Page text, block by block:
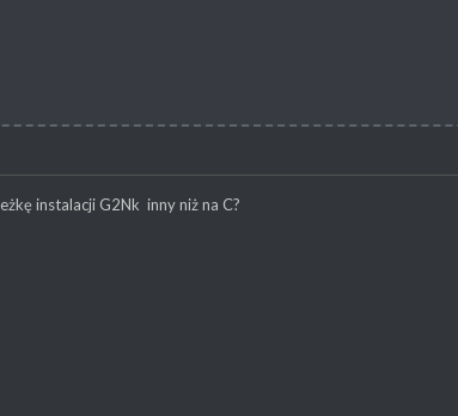
instalacji G2Nk inny niż na C?